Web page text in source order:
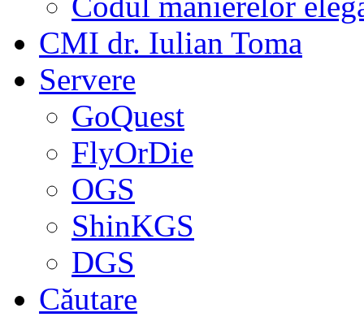
CMI dr. Iulian Toma
Servere
GoQuest
FlyOrDie
OGS
ShinKGS
DGS
Căutare